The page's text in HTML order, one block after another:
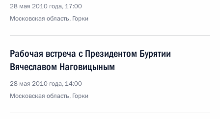
28 мая 2010 года, 17:00
Московская область, Горки
Рабочая встреча с Президентом Бурятии
Вячеславом Наговицыным
28 мая 2010 года, 14:00
Московская область, Горки